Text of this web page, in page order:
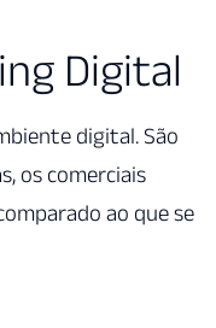
Digital
digital. São
os comerciais
ao que se